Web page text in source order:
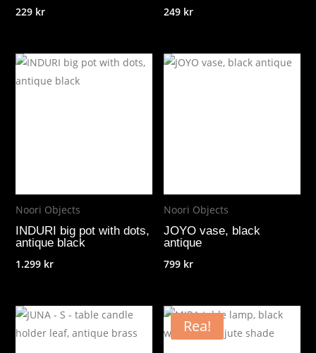
229 kr
249 kr
Noori Objects
INDURI big pot with dots,
antique black
1.299 kr
Noori Objects
JOYO vase, black
antique
799 kr
Rea!